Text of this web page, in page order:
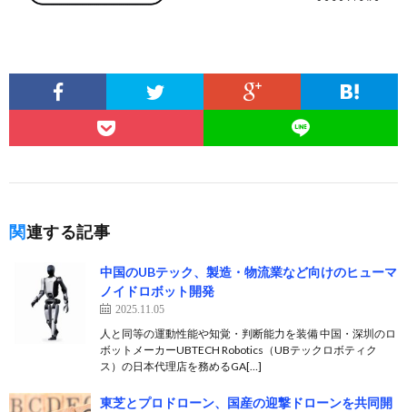
関連する記事
中国のUBテック、製造・物流業など向けのヒューマ
ノイドロボット開発
2025.11.05
人と同等の運動性能や知覚・判断能力を装備 中国・深圳のロ
ボットメーカーUBTECH Robotics（UBテックロボティク
ス）の日本代理店を務めるGA[…]
東芝とプロドローン、国産の迎撃ドローンを共同開